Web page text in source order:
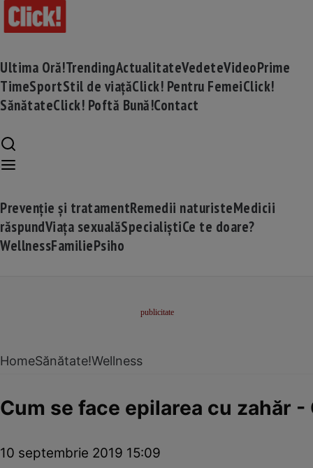
Ultima Oră!TrendingActualitateVedeteVideoPrime
TimeSportStil de viațăClick! Pentru FemeiClick!
SănătateClick! Poftă Bună!Contact
Prevenție și tratamentRemedii naturisteMedicii
răspundViața sexualăSpecialiștiCe te doare?
WellnessFamiliePsiho
HomeSănătate!Wellness
Cum se face epilarea cu zahăr -
10 septembrie 2019 15:09